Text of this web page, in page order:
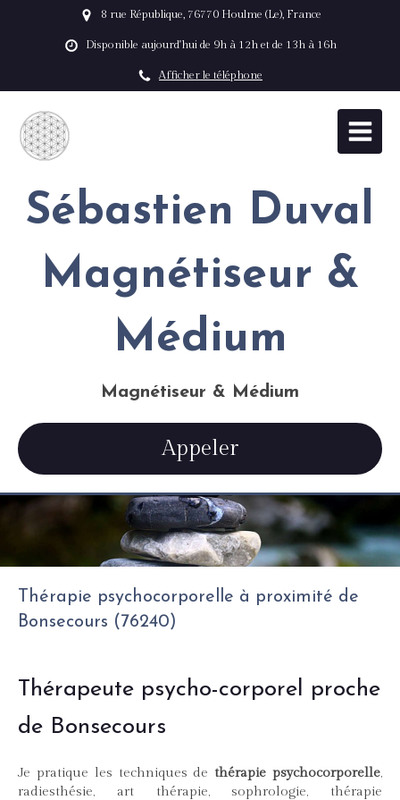
8 rue République, 76770 Houlme (Le), France
Disponible aujourd'hui de 9h à 12h et de 13h à 16h
Afficher le téléphone
Sébastien Duval
Magnétiseur &
Médium
Magnétiseur & Médium
Appeler
Thérapie psychocorporelle à proximité de
Bonsecours (76240)
Thérapeute psycho-corporel proche
de Bonsecours
Je pratique les techniques de thérapie psychocorporelle,
radiesthésie, art thérapie, sophrologie, thérapie